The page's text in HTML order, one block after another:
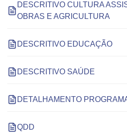
DESCRITIVO CULTURA
OBRAS E AGRICULTURA
DESCRITIVO EDUCAÇÃO
DESCRITIVO SAÚDE
DETALHAMENTO
QDD